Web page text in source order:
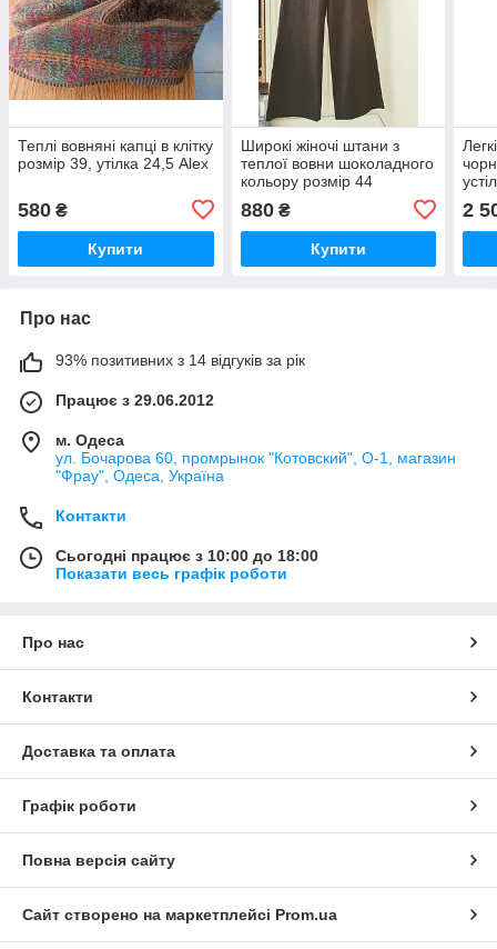
Теплі вовняні капці в клітку
розмір 39, утілка 24,5 Alex
580 ₴
Купити
Широкі жіночі штани з
теплої вовни шоколадного
кольору розмір 44
880₴
Купити
2
Про нас
93% позитивних з 14 відгуків за рік
Працює з 29.06.2012
м. Одеса
ул. Бочарова 60, промрынок "Котовский", О-1, магазин
"Фрау", Одеса, Україна
Контакти
Сьогодні працює з 10:00 до 18:00
Показати весь графік роботи
Про нас
Контакти
Доставка та оплата
Графік роботи
Повна версія сайту
Сайт створено на маркетплейсі Prom.ua